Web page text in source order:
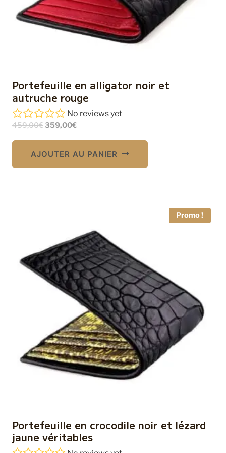
Portefeuille en alligator noir et
autruche rouge
No reviews yet
459,00€Le
359,00€Le
AJOUTER AU PANIER
Promo !
Portefeuille en crocodile noir et lézard
jaune véritables